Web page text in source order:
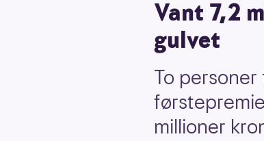
Vant 7,2
gulvet
To
millioner